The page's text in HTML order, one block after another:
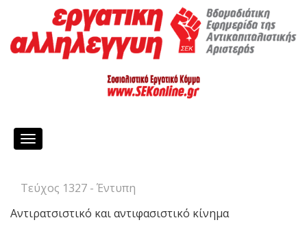
Toggle
Τεύχος 1327 - Έντυπη
Αντιρατσιστικό και αντιφασιστικό κίνημα